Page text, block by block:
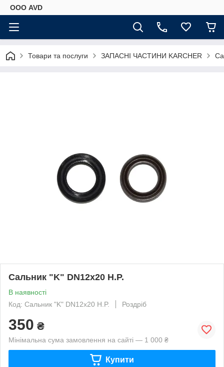
ООО AVD
Товари та послуги ЗАПАСНІ ЧАСТИНИ KARCHER
Сальник "K" DN12x20 H.P.
В наявності
Код: Сальник "K" DN12x20 H.P.
Роздріб
350 ₴
Мінімальна сума замовлення на сайті — 1 000 ₴
Купити